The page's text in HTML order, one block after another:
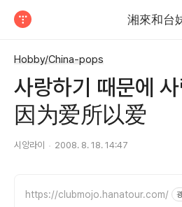
湘來和台
Hobby/China-pops
사랑하기 때문에
因为爱所以爱
시앙라이 2008. 8. 18. 14:47
https://clubmojo.hanatour.com/